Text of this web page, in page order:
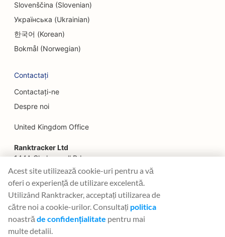
SEO pentru servicii de lifting facial
SEO pentru restaurantele Farm-to-Table
SEO pentru servicii financiare
SEO pentru restaurantele Fine Dining
SEO pentru restaurantele Fast Food
SEO pentru florari
SEO pentru food court-uri
SEO pentru camioane alimentare
SEO pentru patiserii franceze
SEO pentru magazinele Frozen Yogurt
Slovenščina (Slovenian)
Українська (Ukrainian)
한국어 (Korean)
Bokmål (Norwegian)
Contactați
Contactați-ne
Despre noi
United Kingdom Office
Ranktracker Ltd
144A Clerkenwell Rd
London, EC1R 5DF
Company No: 08820809
felix@ranktracker.com
2015 -
Acest site utilizează cookie-uri pentru a vă
oferi o experiență de utilizare excelentă.
Utilizând Ranktracker, acceptați utilizarea de
către noi a cookie-urilor. Consultați politica
noastră de confidențialitate pentru mai
multe detalii.